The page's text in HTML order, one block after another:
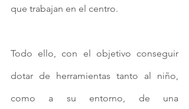
que trabajan en el centro.
Todo ello, con el objetivo conseguir
dotar de herramientas tanto al niño,
como a su entorno, de una